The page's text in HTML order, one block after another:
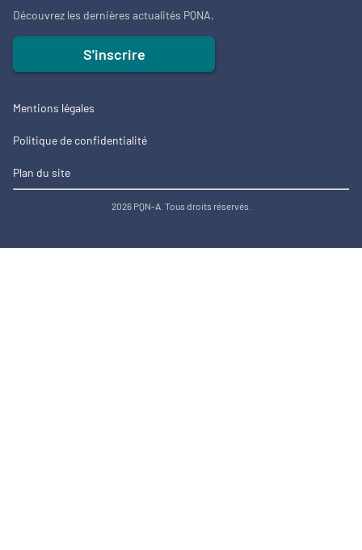
Découvrez les dernières actualités PQNA.
S'inscrire
Mentions légales
Politique de confidentialité
Plan du site
2026 PQN-A. Tous droits réservés.